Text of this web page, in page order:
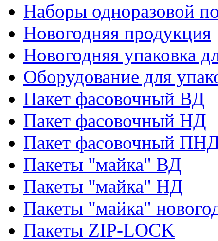
Наборы одноразовой
Новогодняя продукция
Новогодняя упаковка
Оборудование для
Пакет фасовочный ВД
Пакет фасовочный НД
Пакет фасовочный
Пакеты "майка" ВД
Пакеты "майка" НД
Пакеты "майка"
Пакеты ZIP-LOCK